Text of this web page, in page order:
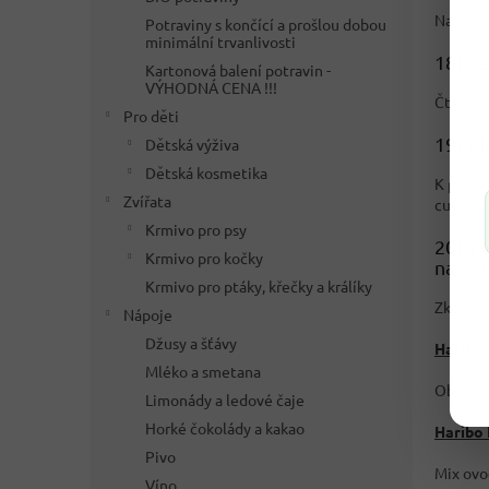
Potraviny s končící a prošlou dobou
minimální trvanlivosti
Kartonová balení potravin -
VÝHODNÁ CENA !!!
Pro děti
Dětská výživa
Dětská kosmetika
Zvířata
Krmivo pro psy
Krmivo pro kočky
Krmivo pro ptáky, křečky a králíky
Nápoje
Džusy a šťávy
Mléko a smetana
Limonády a ledové čaje
Horké čokolády a kakao
Pivo
Víno
Na
18)
Čtete
19)
K
20)
Zkuste
Haribo
Haribo
Mix